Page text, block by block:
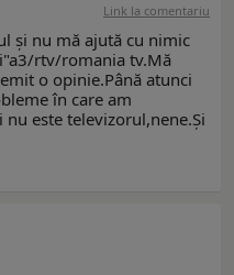
Link la comentariu
și nu mă ajută cu nimic
rtv/romania tv.Mă
o opinie.Până atunci
în care am
este televizorul,nene.Și